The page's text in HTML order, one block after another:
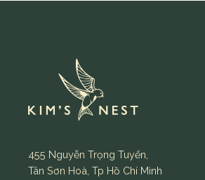
455 Nguyễn Trọng Tuyển,
Tân Sơn Hoà, Tp Hồ Chí Minh